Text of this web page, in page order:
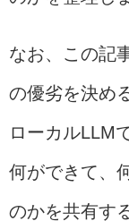
なお、この記
の優劣を決め
ローカルLLM
何ができて、
のかを共有す